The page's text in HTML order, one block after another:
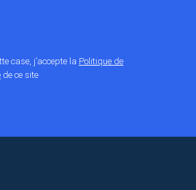
case, j’accepte la Politique de
de ce site